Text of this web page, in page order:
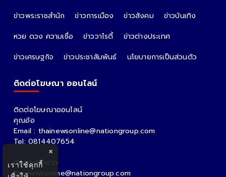
ALL PARTNER
The Nation Nation Group
คม ชัด ลึก
กรุงเทพธุรกิจ
Nation
Spring News
Thainewsonline
Tnews
CATE GORIES
ข่าวพระราชสำนัก ข่าวการเมือง ข่าวสังคม
หวย ดวง ความเชื่อ
ข่าวเศรษฐกิจ
ข่าวประชาสัมพันธ์ นโยบายการเป็นส่วนตัว
×
เราใช้คุกกี้